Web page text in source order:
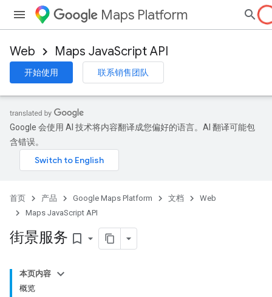
Maps Platform
Web Maps JavaScript API
开始使用 联系销售团队
Google 会使用 AI 技术将内容翻译成您偏好的语言。AI 翻译可能包
含错误。
首页 产品 Google Maps Platform 文档
Web
Maps JavaScript API
街景服务 bookmark_border
本页内容
概览